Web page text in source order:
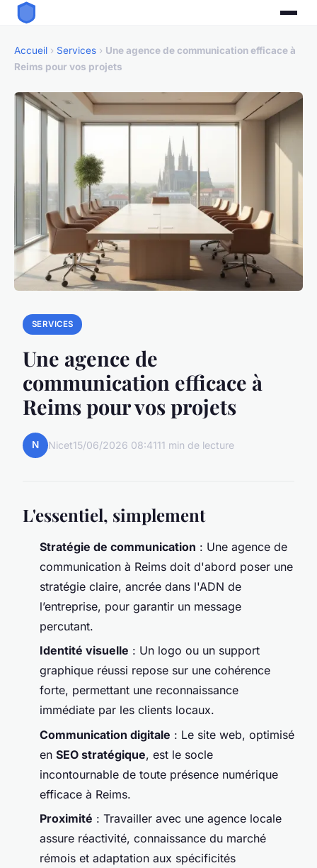
Accueil › Services › Une agence de communication efficace à
Reims pour vos projets
SERVICES
Une agence de
communication efficace à
Reims pour vos projets
N Nicet15/06/2026 08:4111 min de lecture
L'essentiel, simplement
Stratégie de communication : Une agence de
communication à Reims doit d'abord poser une
stratégie claire, ancrée dans l'ADN de
l’entreprise, pour garantir un message
percutant.
Identité visuelle : Un logo ou un support
graphique réussi repose sur une cohérence
forte, permettant une reconnaissance
immédiate par les clients locaux.
Communication digitale : Le site web, optimisé
en SEO stratégique, est le socle
incontournable de toute présence numérique
efficace à Reims.
Proximité : Travailler avec une agence locale
assure réactivité, connaissance du marché
rémois et adaptation aux spécificités